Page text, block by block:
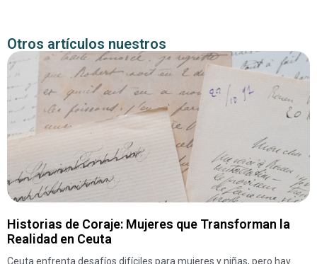
Otros artículos nuestros
Historias de Coraje: Mujeres que Transforman la
Realidad en Ceuta
Ceuta enfrenta desafíos difíciles para mujeres y niñas, pero hay